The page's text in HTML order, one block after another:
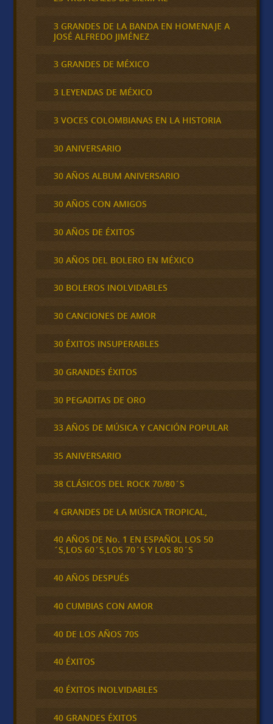
3 GRANDES DE LA BANDA EN HOMENAJE A
JOSÉ ALFREDO JIMÉNEZ
3 GRANDES DE MÉXICO
3 LEYENDAS DE MÉXICO
3 VOCES COLOMBIANAS EN LA HISTORIA
30 ANIVERSARIO
30 AÑOS ALBUM ANIVERSARIO
30 AÑOS CON AMIGOS
30 AÑOS DE ÉXITOS
30 AÑOS DEL BOLERO EN MÉXICO
30 BOLEROS INOLVIDABLES
30 CANCIONES DE AMOR
30 ÉXITOS INSUPERABLES
30 GRANDES ÉXITOS
30 PEGADITAS DE ORO
33 AÑOS DE MÚSICA Y CANCIÓN POPULAR
35 ANIVERSARIO
38 CLÁSICOS DEL ROCK 70/80´S
4 GRANDES DE LA MÚSICA TROPICAL,
40 AÑOS DE No. 1 EN ESPAÑOL LOS 50
´S,LOS 60´S,LOS 70´S Y LOS 80´S
40 AÑOS DESPUÉS
40 CUMBIAS CON AMOR
40 DE LOS AÑOS 70S
40 ÉXITOS
40 ÉXITOS INOLVIDABLES
40 GRANDES ÉXITOS